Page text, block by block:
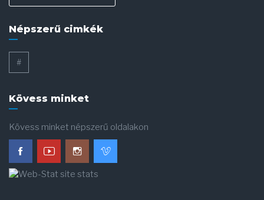
Népszerű cimkék
#
Kövess minket
Kövess minket népszerű oldalakon